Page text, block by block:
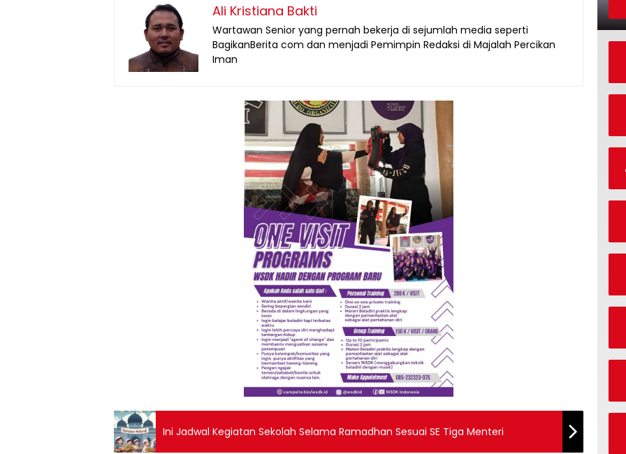
Ali Kristiana Bakti
Wartawan Senior yang pernah bekerja di sejumlah media seperti
BagikanBerita com dan menjadi Pemimpin Redaksi di Majalah Percikan
Iman
Ini Jadwal Kegiatan Sekolah Selama Ramadhan Sesuai SE Tiga Menteri